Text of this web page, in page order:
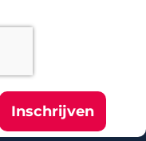
Inschrijven